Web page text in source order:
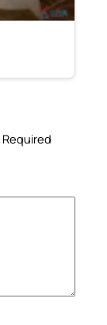
Required